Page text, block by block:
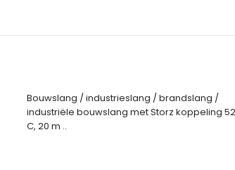
Bouwslang / industrieslang / brandslang /
industriële bouwslang met Storz koppeling
C, 20 m ..